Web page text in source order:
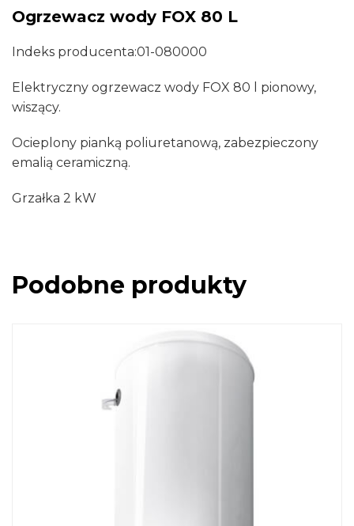
Ogrzewacz wody FOX 80 L
Indeks producenta:01-080000
Elektryczny ogrzewacz wody FOX 80 l pionowy,
wiszący.
Ocieplony pianką poliuretanową, zabezpieczony
emalią ceramiczną.
Grzałka 2 kW
Podobne produkty